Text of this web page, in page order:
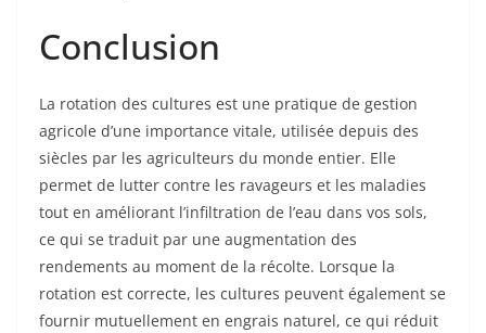
Conclusion
La rotation des cultures est une pratique de gestion
agricole d’une importance vitale, utilisée depuis des
siècles par les agriculteurs du monde entier. Elle
permet de lutter contre les ravageurs et les maladies
tout en améliorant l’infiltration de l’eau dans vos sols,
ce qui se traduit par une augmentation des
rendements au moment de la récolte. Lorsque la
rotation est correcte, les cultures peuvent également se
fournir mutuellement en engrais naturel, ce qui réduit